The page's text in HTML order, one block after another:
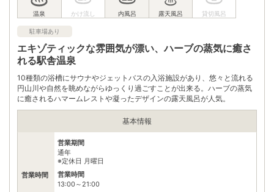
※ 掲載情報は変更になる場合があります。最新の内容はご利用前にご自身でお
※ 料金情報は税込・税抜表記が混ざっております。正しい金額はご利用前にご
自身でお問合せください。
駐車場あり
エキゾティックな雰囲気が漂い、ハーブの蒸気に癒さ
れる駅舎温泉
10種類の浴槽にサウナやジェットバスの入浴施設があり、悠々と流れる
円山川や自然を眺めながらゆっくり過ごすことが出来る。ハーブの蒸気
に癒されるハマームレストや凝ったデザインの露天風呂が人気。
基本情報
営業時間
営業期間
通年
※定休日 月曜日
営業時間
13:00～21:00